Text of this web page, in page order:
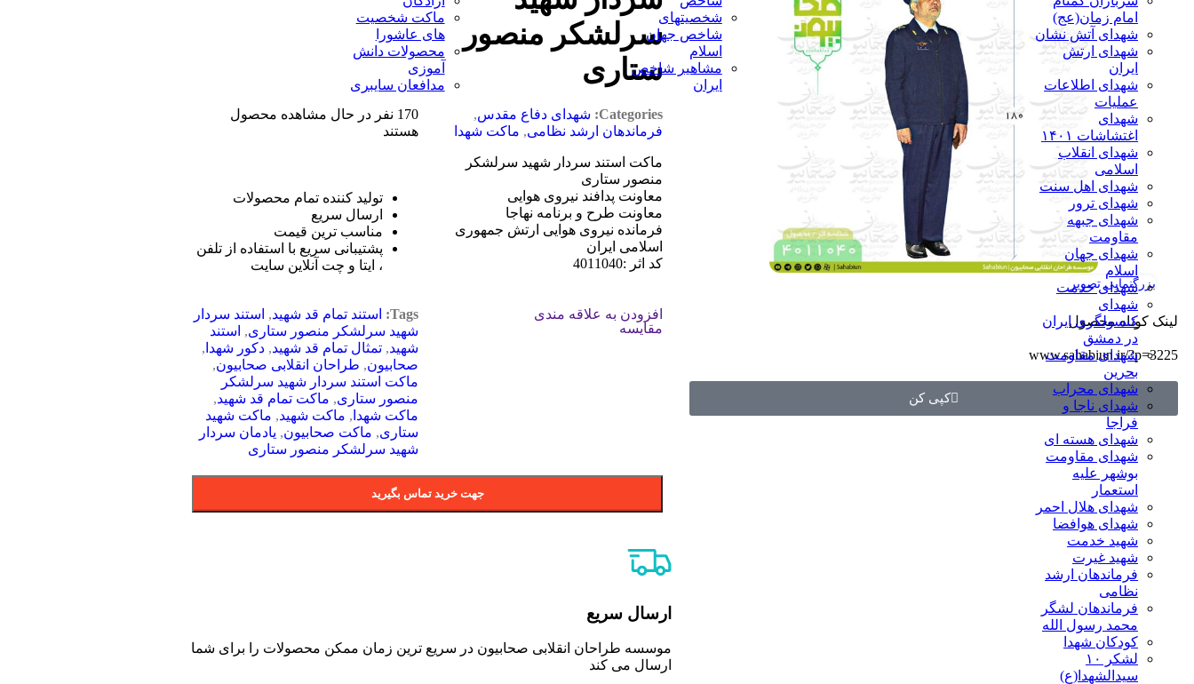
امام زمان(عج)
شهدای آتش نشان
شهدای ارتش
ایران
شهدای اطلاعات
عملیات
شهدای
اغتشاشات ۱۴۰۱
شهدای انقلاب
اسلامی
شهدای اهل سنت
شهدای ترور
شهدای جبهه
مقاومت
شهدای جهان
اسلام
شهدای خدمت
شهدای
کنسولگری ایران
در دمشق
شهدای مقاومت
بحرین
شهدای محراب
شهدای ناجا و
فراجا
شهدای هسته ای
شهدای مقاومت
بوشهر علیه
استعمار
شهدای هلال احمر
شهدای هوافضا
شهید خدمت
شهید غیرت
فرماندهان ارشد
نظامی
فرماندهان لشگر
محمد رسول الله
کودکان شهدا
لشکر ۱۰
سیدالشهدا(ع)
شخصیتهای
شاخص جهان
اسلام
مشاهیر شاخص
ایران
ماکت شخصیت
های عاشورا
محصولات دانش
آموزی
مدافعان سایبری
بزرگنمایی تصویر
لینک کوتاه محصول
www.sahabiun.ir/?p=3225
کپی کن
سرلشکر منصور
ستاری
Categories: شهدای دفاع مقدس,
فرماندهان ارشد نظامی, ماکت شهدا
ماکت استند سردار شهید سرلشکر
منصور ستاری
معاونت پدافند نیروی هوایی
معاونت طرح و برنامه نهاجا
فرمانده نیروی هوایی ارتش جمهوری
اسلامی ایران
کد اثر :4011040
افزودن به علاقه مندی
مقایسه
170 نفر در حال مشاهده محصول
هستند
تولید کننده تمام محصولات
ارسال سریع
مناسب ترین قیمت
پشتیبانی سریع با استفاده از تلفن
، ایتا و چت آنلاین سایت
Tags: استند تمام قد شهید, استند سردار
شهید سرلشکر منصور ستاری, استند
شهید, تمثال تمام قد شهید, دکور شهدا ,
صحابیون, طراحان انقلابی صحابیون,
ماکت استند سردار شهید سرلشکر
منصور ستاری, ماکت تمام قد شهید,
ماکت شهدا , ماکت شهید, ماکت شهید
ستاری, ماکت صحابیون, یادمان سردار
شهید سرلشکر منصور ستاری
جهت خرید تماس بگیرید
ارسال سریع
موسسه طراحان انقلابی صحابیون در سریع ترین زمان ممکن محصولات را برای شما
ارسال می کند